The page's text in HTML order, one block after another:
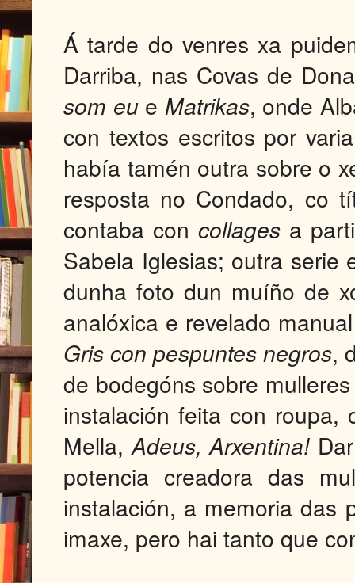
Á tarde do venres xa
Darriba, nas Covas de
som eue Matrikas, onde
con textos escritos por
había tamén outra sobre o
resposta no Condado, co
contaba con collagesa
Sabela Iglesias; outra serie
dunha foto dun muíño de
analóxica e revelado
Gris con pespuntes negros,
de bodegóns sobre
instalación feita con roupa,
Mella,Adeus, Arxentina!
potencia creadora das
instalación, a memoria das
imaxe, pero hai tanto que